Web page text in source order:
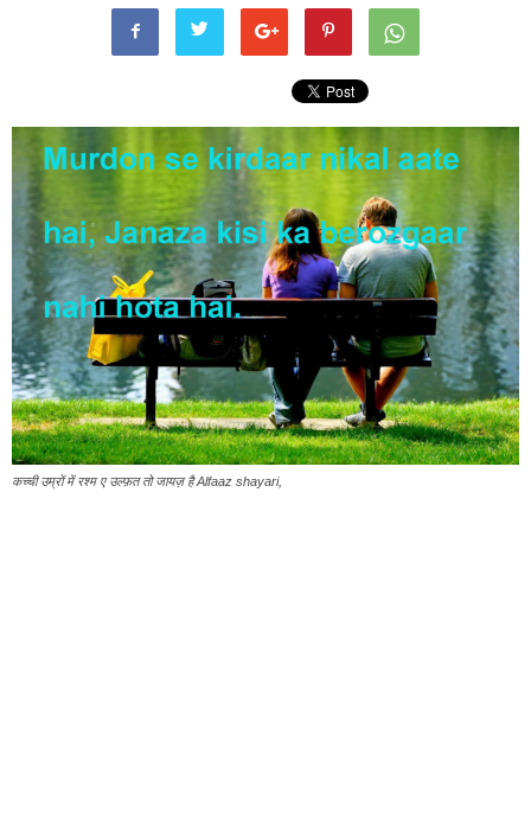
कच्ची उम्रों में रश्म ए उल्फ़त तो जायज़ है Alfaaz shayari,